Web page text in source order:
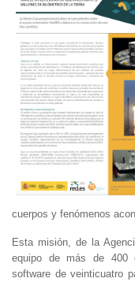
cuerpos y fenómenos
Esta misión, de la
equipo de más de 400
software de veinticuatro